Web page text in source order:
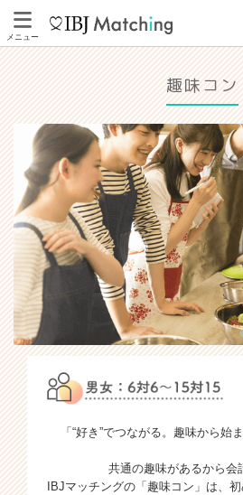
メニュー
趣味コン
「“好き”でつながる。趣味から始
共通の趣味があるから会
IBJマッチングの「趣味コン」は、